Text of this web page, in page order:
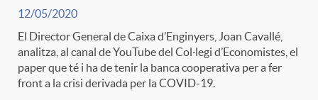
12/05/2020
El Director General de Caixa d’Enginyers, Joan Cavallé,
analitza, al canal de YouTube del Col·legi d’Economistes, el
paper que té i ha de tenir la banca cooperativa per a fer
front a la crisi derivada per la COVID-19.